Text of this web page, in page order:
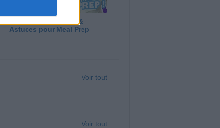
Panga, Huile d'Olive &
Astuces pour Meal Prep
Voir tout
Voir tout